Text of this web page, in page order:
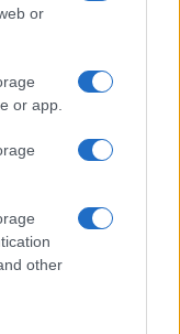
or
or app.
other